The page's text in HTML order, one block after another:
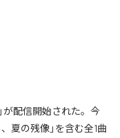
が配信開始された。今
夏の残像」を含む全1曲